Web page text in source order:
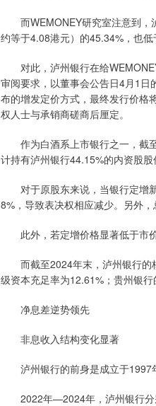
而WEMONEY研究室注意到，
约等于4.08港元）的45.34%，也
对此，泸州银行在给
审阅要求，以董事会公告日4月1
布的增发定价方式，最终发行价格
权人士与承销商磋商后厘定。
作为白酒系上市银行之一，截至
计持有泸州银行44.15%的内资股股
对于原股东来说，当银行定增新
8%，导致表决权相应减少。另外
此外，若定增价格显著低于市价
而截至2024年末，泸州银行的
级资本充足率为12.61%；贵州银行
净息差逆势领先
非息收入结构变化显著
泸州银行的前身是成立于1997
2022年—2024年，泸州银行分